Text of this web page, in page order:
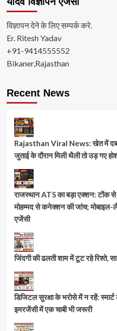
विज्ञापन देने के लिए सम्पर्क करे.
Er. Ritesh Yadav
+91-9414555552
Bikaner,Rajasthan
Recent News
Rajasthan Viral News: खेत में
जुताई के दौरान मिली थैली तो उड़ गए
राजस्थान ATS का बड़ा एक्शन: टोंक
मोहम्मद से कनेक्शन की जांच;
एजेंसी
जिंदगी की ढलती शाम में टूट रहे रिश्ते,
डिजिटल सुरक्षा के भरोसे में न रहें:
इमरजेंसी में एक चाबी भी जरूरी